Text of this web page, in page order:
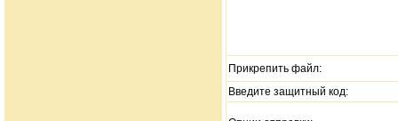
Прикрепить файл:
Введите защитный код: